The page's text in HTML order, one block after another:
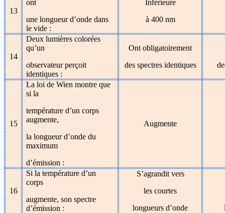
13
ont
une longueur d’onde dans
le vide :
Inférieure
à 400 nm
14
Deux lumières colorées
qu’un
observateur perçoit
identiques :
Ont obligatoirement
des spectres identiques
15
La loi de Wien montre que
si la
température d’un corps
augmente,
la longueur d’onde du
maximum
d’émission :
Augmente
16
Si la température d’un
corps
augmente, son spectre
d’émission :
S’agrandit vers
les courtes
longueurs d’onde